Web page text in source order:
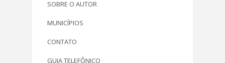
SOBRE O AUTOR
MUNICÍPIOS
CONTATO
GUIA TELEFÔNICO